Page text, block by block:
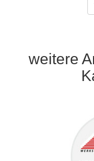
weitere